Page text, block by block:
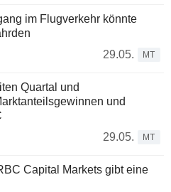
im Flugverkehr könnte
29.05.
MT
Quartal und
und
29.05.
MT
Capital Markets gibt eine